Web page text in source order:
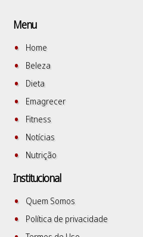
Menu
Home
Beleza
Dieta
Emagrecer
Fitness
Notícias
Nutrição
Institucional
Quem Somos
Política de privacidade